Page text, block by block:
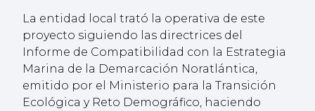
La entidad local trató la operativa de este
proyecto siguiendo las directrices del
Informe de Compatibilidad con la Estrategia
Marina de la Demarcación Noratlántica,
emitido por el Ministerio para la Transición
Ecológica y Reto Demográfico, haciendo